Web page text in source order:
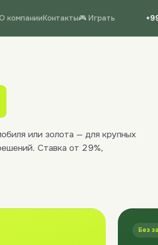
О компанииКонтакты🎮 Играть
или золота — для крупных
Ставка от 29%,
Без